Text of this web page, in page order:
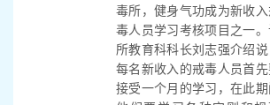
毒所，健身气功成为新收
毒人员学习考核项目之一
所教育科科长刘志强介绍说
每名新收入的戒毒人员首
接受一个月的学习，在此期